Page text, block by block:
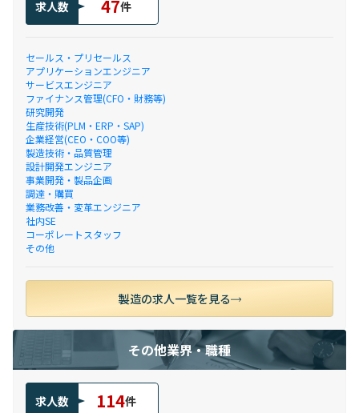
求人数 47件
セールス・プリセールス
アプリケーションエンジニア
サービスエンジニア
ファイナンス管理(CFO・財務等)
研究開発
生産技術(PLM・ERP・SAP)
企業経営(CEO・COO等)
製造技術・品質管理
設計開発エンジニア
事業開発・製品企画
調達・購買
業務改善・変革エンジニア
社内SE
コーポレートスタッフ
その他
製造の求人一覧を見る
その他業界・職種
求人数 114件